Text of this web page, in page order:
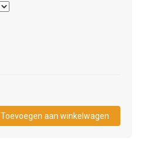
Toevoegen aan winkelwagen